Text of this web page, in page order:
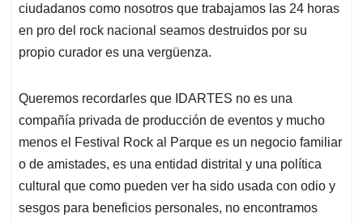
ciudadanos como nosotros que trabajamos las 24 horas
en pro del rock nacional seamos destruidos por su
propio curador es una vergüenza.
Queremos recordarles que IDARTES no es una
compañía privada de producción de eventos y mucho
menos el Festival Rock al Parque es un negocio familiar
o de amistades, es una entidad distrital y una política
cultural que como pueden ver ha sido usada con odio y
sesgos para beneficios personales, no encontramos